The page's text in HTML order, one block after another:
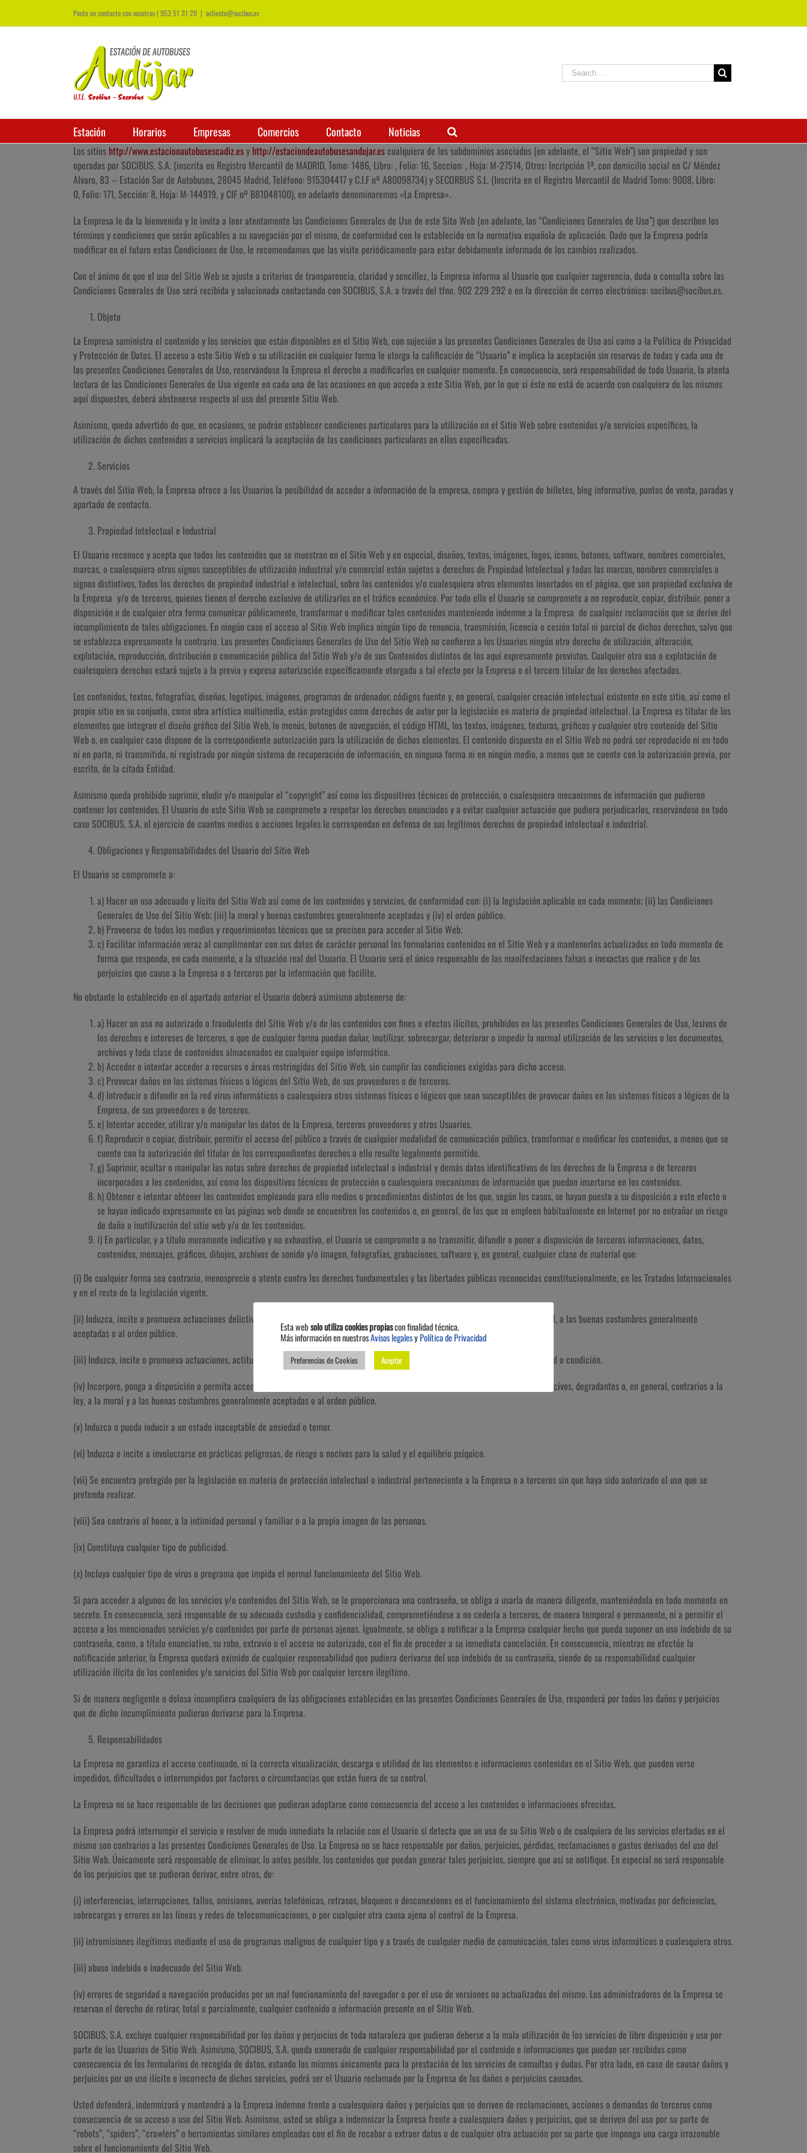
Ponte en contacto con nosotros | 953 51 31 20 | acliente@socibus.es
Estación Horarios Empresas Comercios Contacto Noticias
Los sitios http://www.estacionautobusescadiz.esy http://estaciondeautobusesandujar.es cualquiera de los subdominios asociados (en adelante, el “Sitio Web”) son propiedad y son
operadas por SOCIBUS, S.A. (inscrita en Registro Mercantil de MADRID, Tomo: 1486, Libro: , Folio: 16, Seccion: , Hoja: M-27514, Otros: Incripción 1ª, con domicilio social en C/ Méndez
Alvaro, 83 – Estación Sur de Autobuses, 28045 Madrid, Teléfono: 915304417 y C.I.F nº A80098734) y SECORBUS S.L. (Inscrita en el Registro Mercantil de Madrid Tomo: 9008, Libro:
0, Folio: 171, Sección: 8, Hoja: M-144919, y CIF nº B81048100), en adelante denominaremos «La Empresa».
La Empresa le da la bienvenida y le invita a leer atentamente las Condiciones Generales de Uso de este Sito Web (en adelante, las “Condiciones Generales de Uso”) que describen los
términos y condiciones que serán aplicables a su navegación por el mismo, de conformidad con lo establecido en la normativa española de aplicación. Dado que la Empresa podría
modificar en el futuro estas Condiciones de Uso, le recomendamos que las visite periódicamente para estar debidamente informado de los cambios realizados.
Con el ánimo de que el uso del Sitio Web se ajuste a criterios de transparencia, claridad y sencillez, la Empresa informa al Usuario que cualquier sugerencia, duda o consulta sobre las
Condiciones Generales de Uso será recibida y solucionada contactando con SOCIBUS, S.A. a través del tfno. 902 229 292 o en la dirección de correo electrónico: socibus@socibus.es.
Objeto
La Empresa suministra el contenido y los servicios que están disponibles en el Sitio Web, con sujeción a las presentes Condiciones Generales de Uso así como a la Política de Privacidad
y Protección de Datos. El acceso a este Sitio Web o su utilización en cualquier forma le otorga la calificación de “Usuario” e implica la aceptación sin reservas de todas y cada una de
las presentes Condiciones Generales de Uso, reservándose la Empresa el derecho a modificarlos en cualquier momento. En consecuencia, será responsabilidad de todo Usuario, la atenta
lectura de las Condiciones Generales de Uso vigente en cada una de las ocasiones en que acceda a este Sitio Web, por lo que si éste no está de acuerdo con cualquiera de los mismos
aquí dispuestos, deberá abstenerse respecto al uso del presente Sitio Web.
Asimismo, queda advertido de que, en ocasiones, se podrán establecer condiciones particulares para la utilización en el Sitio Web sobre contenidos y/o servicios específicos, la
utilización de dichos contenidos o servicios implicará la aceptación de las condiciones particulares en ellos especificadas.
Servicios
A través del Sitio Web, la Empresa ofrece a los Usuarios la posibilidad de acceder a información de la empresa, compra y gestión de billetes, blog informativo, puntos de venta, paradas y
apartado de contacto.
Propiedad Intelectual e Industrial
El Usuario reconoce y acepta que todos los contenidos que se muestran en el Sitio Web y en especial, diseños, textos, imágenes, logos, iconos, botones, software, nombres comerciales,
marcas, o cualesquiera otros signos susceptibles de utilización industrial y/o comercial están sujetos a derechos de Propiedad Intelectual y todas las marcas, nombres comerciales o
signos distintivos, todos los derechos de propiedad industrial e intelectual, sobre los contenidos y/o cualesquiera otros elementos insertados en el página, que son propiedad exclusiva de
la Empresa y/o de terceros, quienes tienen el derecho exclusivo de utilizarlos en el tráfico económico. Por todo ello el Usuario se compromete a no reproducir, copiar, distribuir, poner a
disposición o de cualquier otra forma comunicar públicamente, transformar o modificar tales contenidos manteniendo indemne a la Empresa de cualquier reclamación que se derive del
incumplimiento de tales obligaciones. En ningún caso el acceso al Sitio Web implica ningún tipo de renuncia, transmisión, licencia o cesión total ni parcial de dichos derechos, salvo que
se establezca expresamente lo contrario. Las presentes Condiciones Generales de Uso del Sitio Web no confieren a los Usuarios ningún otro derecho de utilización, alteración,
explotación, reproducción, distribución o comunicación pública del Sitio Web y/o de sus Contenidos distintos de los aquí expresamente previstos. Cualquier otro uso o explotación de
cualesquiera derechos estará sujeto a la previa y expresa autorización específicamente otorgada a tal efecto por la Empresa o el tercero titular de los derechos afectados.
Los contenidos, textos, fotografías, diseños, logotipos, imágenes, programas de ordenador, códigos fuente y, en general, cualquier creación intelectual existente en este sitio, así como el
propio sitio en su conjunto, como obra artística multimedia, están protegidos como derechos de autor por la legislación en materia de propiedad intelectual. La Empresa es titular de los
elementos que integran el diseño gráfico del Sitio Web, lo menús, botones de navegación, el código HTML, los textos, imágenes, texturas, gráficos y cualquier otro contenido del Sitio
Web o, en cualquier caso dispone de la correspondiente autorización para la utilización de dichos elementos. El contenido dispuesto en el Sitio Web no podrá ser reproducido ni en todo
ni en parte, ni transmitido, ni registrado por ningún sistema de recuperación de información, en ninguna forma ni en ningún medio, a menos que se cuente con la autorización previa, por
escrito, de la citada Entidad.
Asimismo queda prohibido suprimir, eludir y/o manipular el “copyright” así como los dispositivos técnicos de protección, o cualesquiera mecanismos de información que pudieren
contener los contenidos. El Usuario de este Sitio Web se compromete a respetar los derechos enunciados y a evitar cualquier actuación que pudiera perjudicarlos, reservándose en todo
caso SOCIBUS, S.A. el ejercicio de cuantos medios o acciones legales le correspondan en defensa de sus legítimos derechos de propiedad intelectual e industrial.
Obligaciones y Responsabilidades del Usuario del Sitio Web
El Usuario se compromete a:
a) Hacer un uso adecuado y lícito del Sitio Web así como de los contenidos y servicios, de conformidad con: (i) la legislación aplicable en cada momento; (ii) las Condiciones
Generales de Uso del Sitio Web; (iii) la moral y buenas costumbres generalmente aceptadas y (iv) el orden público.
b) Proveerse de todos los medios y requerimientos técnicos que se precisen para acceder al Sitio Web.
c) Facilitar información veraz al cumplimentar con sus datos de carácter personal los formularios contenidos en el Sitio Web y a mantenerlos actualizados en todo momento de
forma que responda, en cada momento, a la situación real del Usuario. El Usuario será el único responsable de las manifestaciones falsas o inexactas que realice y de los
perjuicios que cause a la Empresa o a terceros por la información que facilite.
No obstante lo establecido en el apartado anterior el Usuario deberá asimismo abstenerse de:
a) Hacer un uso no autorizado o fraudulento del Sitio Web y/o de los contenidos con fines o efectos ilícitos, prohibidos en las presentes Condiciones Generales de Uso, lesivos de
los derechos e intereses de terceros, o que de cualquier forma puedan dañar, inutilizar, sobrecargar, deteriorar o impedir la normal utilización de los servicios o los documentos,
archivos y toda clase de contenidos almacenados en cualquier equipo informático.
b) Acceder o intentar acceder a recursos o áreas restringidas del Sitio Web, sin cumplir las condiciones exigidas para dicho acceso.
c) Provocar daños en los sistemas físicos o lógicos del Sitio Web, de sus proveedores o de terceros.
d) Introducir o difundir en la red virus informáticos o cualesquiera otros sistemas físicos o lógicos que sean susceptibles de provocar daños en los sistemas físicos o lógicos de la
Empresa, de sus proveedores o de terceros.
e) Intentar acceder, utilizar y/o manipular los datos de la Empresa, terceros proveedores y otros Usuarios.
f) Reproducir o copiar, distribuir, permitir el acceso del público a través de cualquier modalidad de comunicación pública, transformar o modificar los contenidos, a menos que se
cuente con la autorización del titular de los correspondientes derechos o ello resulte legalmente permitido.
g) Suprimir, ocultar o manipular las notas sobre derechos de propiedad intelectual o industrial y demás datos identificativos de los derechos de la Empresa o de terceros
incorporados a los contenidos, así como los dispositivos técnicos de protección o cualesquiera mecanismos de información que puedan insertarse en los contenidos.
h) Obtener e intentar obtener los contenidos empleando para ello medios o procedimientos distintos de los que, según los casos, se hayan puesto a su disposición a este efecto o
se hayan indicado expresamente en las páginas web donde se encuentren los contenidos o, en general, de los que se empleen habitualmente en Internet por no entrañar un riesgo
de daño o inutilización del sitio web y/o de los contenidos.
i) En particular, y a título meramente indicativo y no exhaustivo, el Usuario se compromete a no transmitir, difundir o poner a disposición de terceros informaciones, datos,
contenidos, mensajes, gráficos, dibujos, archivos de sonido y/o imagen, fotografías, grabaciones, software y, en general, cualquier clase de material que:
(i) De cualquier forma sea contrario, menosprecie o atente contra los derechos fundamentales y las libertades públicas reconocidas constitucionalmente, en los Tratados Internacionales
y en el resto de la legislación vigente.
(ii) Induzca, incite o promueva actuaciones delictivas, denigratorias, difamatorias, violentas o, en general, contrarias a la ley, a la moral, a las buenas costumbres generalmente
aceptadas o al orden público.
(iii) Induzca, incite o promueva actuaciones, actitudes o pensamientos discriminatorios por razón de sexo, raza, religión, creencias, edad o condición.
(iv) Incorpore, ponga a disposición o permita acceder a productos, elementos, mensajes y/o servicios delictivos, violentos, ofensivos, nocivos, degradantes o, en general, contrarios a la
ley, a la moral y a las buenas costumbres generalmente aceptadas o al orden público.
(v) Induzca o pueda inducir a un estado inaceptable de ansiedad o temor.
(vi) Induzca o incite a involucrarse en prácticas peligrosas, de riesgo o nocivas para la salud y el equilibrio psíquico.
(vii) Se encuentra protegido por la legislación en materia de protección intelectual o industrial perteneciente a la Empresa o a terceros sin que haya sido autorizado el uso que se
pretenda realizar.
(viii) Sea contrario al honor, a la intimidad personal y familiar o a la propia imagen de las personas.
(ix) Constituya cualquier tipo de publicidad.
(x) Incluya cualquier tipo de virus o programa que impida el normal funcionamiento del Sitio Web.
Si para acceder a algunos de los servicios y/o contenidos del Sitio Web, se le proporcionara una contraseña, se obliga a usarla de manera diligente, manteniéndola en todo momento en
secreto. En consecuencia, será responsable de su adecuada custodia y confidencialidad, comprometiéndose a no cederla a terceros, de manera temporal o permanente, ni a permitir el
acceso a los mencionados servicios y/o contenidos por parte de personas ajenas. Igualmente, se obliga a notificar a la Empresa cualquier hecho que pueda suponer un uso indebido de su
contraseña, como, a título enunciativo, su robo, extravío o el acceso no autorizado, con el fin de proceder a su inmediata cancelación. En consecuencia, mientras no efectúe la
notificación anterior, la Empresa quedará eximido de cualquier responsabilidad que pudiera derivarse del uso indebido de su contraseña, siendo de su responsabilidad cualquier
utilización ilícita de los contenidos y/o servicios del Sitio Web por cualquier tercero ilegítimo.
Si de manera negligente o dolosa incumpliera cualquiera de las obligaciones establecidas en las presentes Condiciones Generales de Uso, responderá por todos los daños y perjuicios
que de dicho incumplimiento pudieran derivarse para la Empresa.
Responsabilidades
La Empresa no garantiza el acceso continuado, ni la correcta visualización, descarga o utilidad de los elementos e informaciones contenidas en el Sitio Web, que pueden verse
impedidos, dificultados o interrumpidos por factores o circunstancias que están fuera de su control.
La Empresa no se hace responsable de las decisiones que pudieran adoptarse como consecuencia del acceso a los contenidos o informaciones ofrecidas.
La Empresa podrá interrumpir el servicio o resolver de modo inmediato la relación con el Usuario si detecta que un uso de su Sitio Web o de cualquiera de los servicios ofertados en el
mismo son contrarios a las presentes Condiciones Generales de Uso. La Empresa no se hace responsable por daños, perjuicios, pérdidas, reclamaciones o gastos derivados del uso del
Sitio Web. Únicamente será responsable de eliminar, lo antes posible, los contenidos que puedan generar tales perjuicios, siempre que así se notifique. En especial no será responsable
de los perjuicios que se pudieran derivar, entre otros, de:
(i) interferencias, interrupciones, fallos, omisiones, averías telefónicas, retrasos, bloqueos o desconexiones en el funcionamiento del sistema electrónico, motivadas por deficiencias,
sobrecargas y errores en las líneas y redes de telecomunicaciones, o por cualquier otra causa ajena al control de la Empresa.
(ii) intromisiones ilegítimas mediante el uso de programas malignos de cualquier tipo y a través de cualquier medio de comunicación, tales como virus informáticos o cualesquiera otros.
(iii) abuso indebido o inadecuado del Sitio Web.
(iv) errores de seguridad o navegación producidos por un mal funcionamiento del navegador o por el uso de versiones no actualizadas del mismo. Los administradores de la Empresa se
reservan el derecho de retirar, total o parcialmente, cualquier contenido o información presente en el Sitio Web.
SOCIBUS, S.A. excluye cualquier responsabilidad por los daños y perjuicios de toda naturaleza que pudieran deberse a la mala utilización de los servicios de libre disposición y uso por
parte de los Usuarios de Sitio Web. Asimismo, SOCIBUS, S.A. queda exonerado de cualquier responsabilidad por el contenido e informaciones que puedan ser recibidas como
consecuencia de los formularios de recogida de datos, estando los mismos únicamente para la prestación de los servicios de consultas y dudas. Por otro lado, en caso de causar daños y
perjuicios por un uso ilícito o incorrecto de dichos servicios, podrá ser el Usuario reclamado por la Empresa de los daños o perjuicios causados.
Usted defenderá, indemnizará y mantendrá a la Empresa indemne frente a cualesquiera daños y perjuicios que se deriven de reclamaciones, acciones o demandas de terceros como
consecuencia de su acceso o uso del Sitio Web. Asimismo, usted se obliga a indemnizar la Empresa frente a cualesquiera daños y perjuicios, que se deriven del uso por su parte de
“robots”, “spiders”, “crawlers” o herramientas similares empleadas con el fin de recabar o extraer datos o de cualquier otra actuación por su parte que imponga una carga irrazonable
sobre el funcionamiento del Sitio Web.
Esta websolo utiliza cookies propiascon finalidad técnica.
Más información en nuestrosAvisos legalesyPolítica de Privacidad
Preferencias de Cookies Aceptar